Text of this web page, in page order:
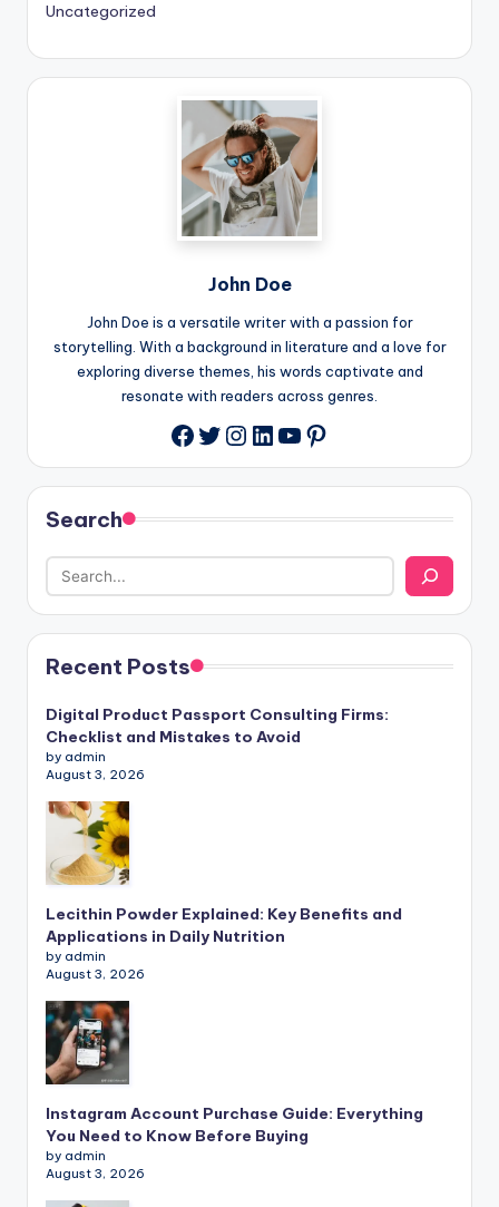
Uncategorized
John Doe
John Doe is a versatile writer with a passion for
storytelling. With a background in literature and a love for
exploring diverse themes, his words captivate and
resonate with readers across genres.
Facebook
Twitter
Instagram
LinkedIn
YouTube
Pinterest
Search
Recent Posts
Digital Product Passport Consulting Firms:
Checklist and Mistakes to Avoid
by admin
August 3, 2026
Lecithin Powder Explained: Key Benefits and
Applications in Daily Nutrition
by admin
August 3, 2026
Instagram Account Purchase Guide: Everything
You Need to Know Before Buying
by admin
August 3, 2026